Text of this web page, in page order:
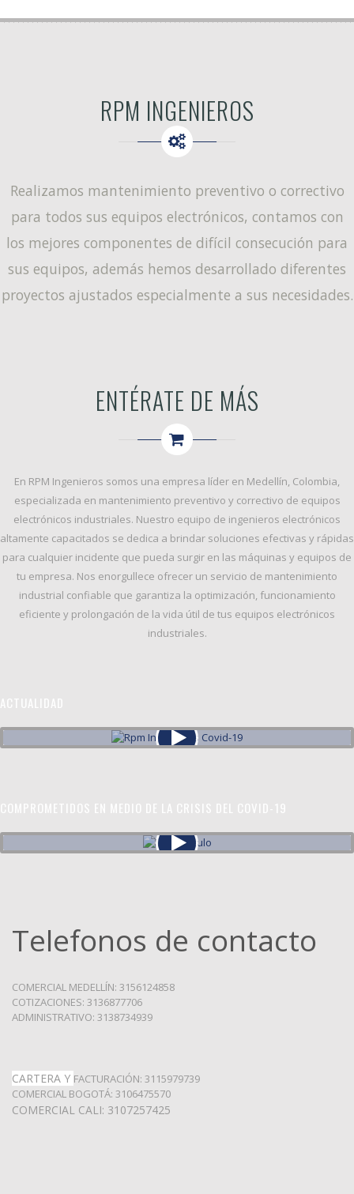
RPM INGENIEROS
Realizamos mantenimiento preventivo o correctivo
para todos sus equipos electrónicos, contamos con
los mejores componentes de difícil consecución para
sus equipos, además hemos desarrollado diferentes
proyectos ajustados especialmente a sus necesidades.
ENTÉRATE DE MÁS
En RPM Ingenieros somos una empresa líder en Medellín, Colombia,
especializada en mantenimiento preventivo y correctivo de equipos
electrónicos industriales. Nuestro equipo de ingenieros electrónicos
altamente capacitados se dedica a brindar soluciones efectivas y rápidas
para cualquier incidente que pueda surgir en las máquinas y equipos de
tu empresa. Nos enorgullece ofrecer un servicio de mantenimiento
industrial confiable que garantiza la optimización, funcionamiento
eficiente y prolongación de la vida útil de tus equipos electrónicos
industriales.
ACTUALIDAD
COMPROMETIDOS EN MEDIO DE LA CRISIS DEL COVID-19
Telefonos de contacto
COMERCIAL MEDELLÍN: 3156124858
COTIZACIONES: 3136877706
ADMINISTRATIVO: 3138734939
CARTERA Y FACTURACIÓN: 3115979739
COMERCIAL BOGOTÁ: 3106475570
COMERCIAL CALI: 3107257425